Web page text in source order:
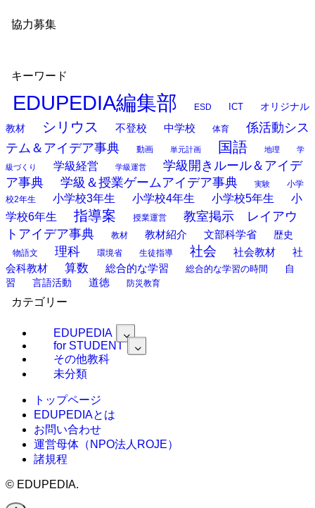
協力募集
キーワード
EDUPEDIA編集部 ESD ICT
オリジナル
教材
シリウス 不登校 中学校 体育
係活動シス
テム＆アイデア事典
動画 単元計画 国語 地理 学
級づくり 学級経営 学級運営
学級開きルール＆アイデ
ア事典
学級＆授業ゲームアイデア事典 実験
小学
校2年生
小学校3年生 小学校4年生 小学校5年生
小
学校6年生
指導案 授業運営
教室掲示 レイアウ
トアイデア事典
教材 教材紹介 文部科学省 歴史
物語文 理科 環境省 生徒指導 社会 社会教材
社
会科教材
算数 総合的な学習 総合的な学習の時間
自
習
言語活動 道徳 防災教育
カテゴリー
EDUPEDIA
for STUDENT
その他教科
未分類
トップページ
EDUPEDIAとは
お問い合わせ
運営母体（NPO法人ROJE）
諸規程
© EDUPEDIA.